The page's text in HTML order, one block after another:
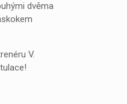
dvěma
V.